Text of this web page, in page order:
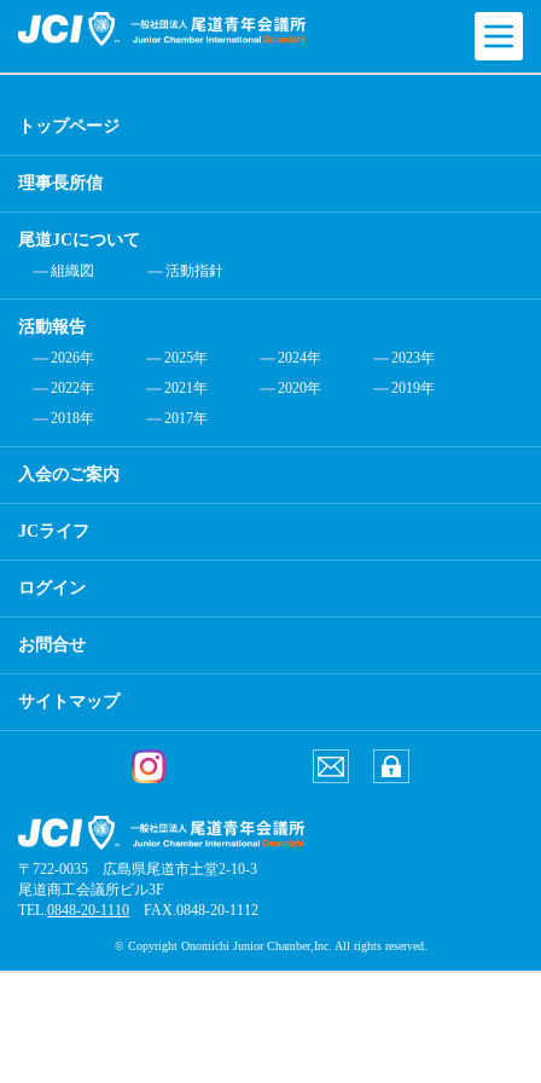
トップページ
理事長所信
尾道JCについて
組織図 活動指針
活動報告
2026年 2025年 2024年
2023年
2022年
2021年 2020年
2019年
2018年
2017年
入会のご案内
JCライフ
ログイン
お問合せ
サイトマップ
〒722-0035 広島県尾道市土堂2-10-3
尾道商工会議所ビル3F
TEL.0848-20-1110 FAX.0848-20-1112
© Copyright Onomichi Junior Chamber,Inc. All rights reserved.